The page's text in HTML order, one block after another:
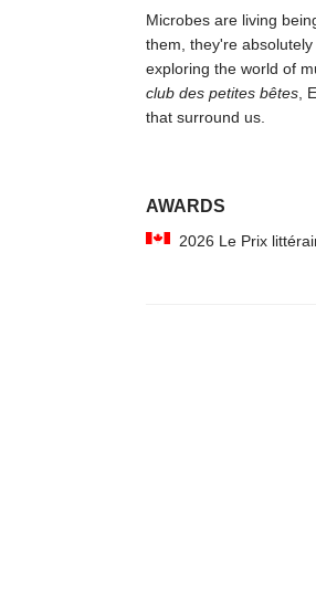
Microbes are living
them, they're
exploring the world of
club des petites bêtes,
that surround us.
AWARDS
2026 Le Prix